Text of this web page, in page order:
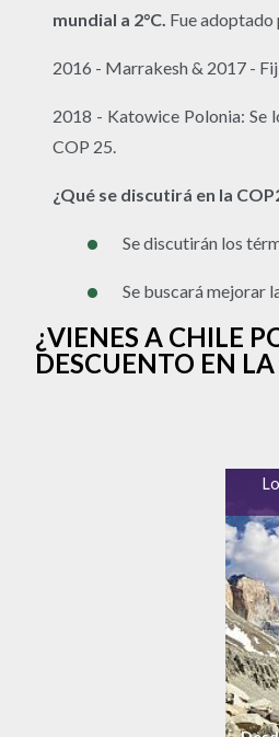
mundial a 2°C. Fue adoptado
2016 - Marrakesh & 2017 -
2018 - Katowice Polonia: Se
COP 25.
¿Qué se discutirá en la
Se discutirán los
Se buscará mejorar
¿VIENES A CHILE
DESCUENTO EN